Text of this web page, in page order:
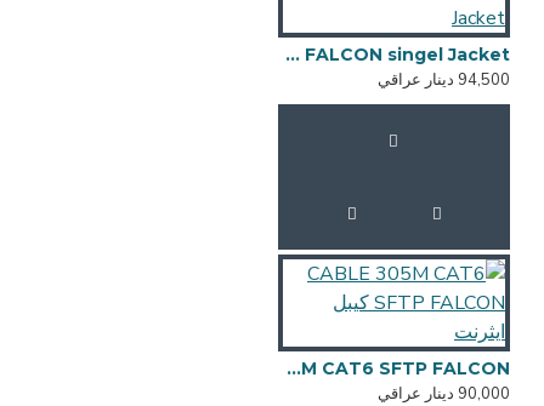
CABLE 305M CAT6 SFTP FALCON singel Jacket
94,500 دينار عراقي
CABLE 305M CAT6 SFTP FALCON كيبل ايثرنت
90,000 دينار عراقي